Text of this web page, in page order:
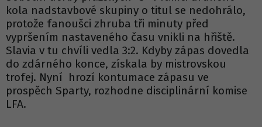
kola nadstavbové skupiny o titul se nedohrálo,
protože fanoušci zhruba tři minuty před
vypršením nastaveného času vnikli na hřiště.
Slavia v tu chvíli vedla 3:2. Kdyby zápas dovedla
do zdárného konce, získala by mistrovskou
trofej. Nyní hrozí kontumace zápasu ve
prospěch Sparty, rozhodne disciplinární komise
LFA.